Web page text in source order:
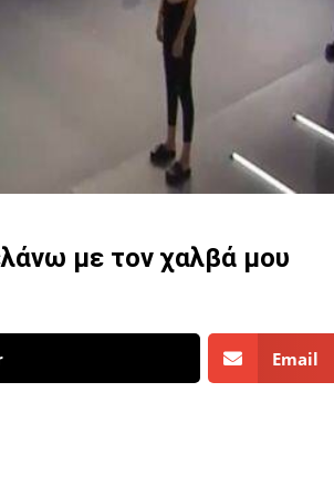
με τον χαλβά μου
Email